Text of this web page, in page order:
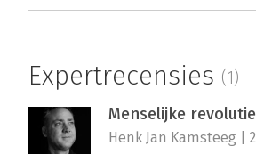
Expertrecensies (1)
Menselijke
Henk Jan Kamsteeg |